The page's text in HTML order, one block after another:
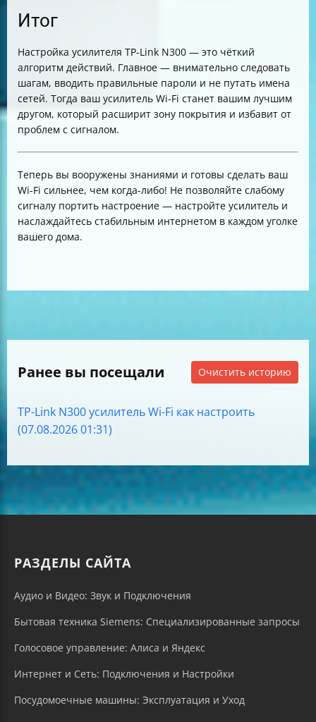
Итог
Настройка усилителя TP-Link N300 — это чёткий
алгоритм действий. Главное — внимательно следовать
шагам, вводить правильные пароли и не путать имена
сетей. Тогда ваш усилитель Wi-Fi станет вашим лучшим
другом, который расширит зону покрытия и избавит от
проблем с сигналом.
Теперь вы вооружены знаниями и готовы сделать ваш
Wi-Fi сильнее, чем когда-либо! Не позволяйте слабому
сигналу портить настроение — настройте усилитель и
наслаждайтесь стабильным интернетом в каждом уголке
вашего дома.
Ранее вы посещали Очистить историю
TP-Link N300 усилитель Wi-Fi как настроить
(07.08.2026 01:31)
РАЗДЕЛЫ САЙТА
Аудио и Видео: Звук и Подключения
Бытовая техника Siemens: Специализированные запросы
Голосовое управление: Алиса и Яндекс
Интернет и Сеть: Подключения и Настройки
Посудомоечные машины: Эксплуатация и Уход